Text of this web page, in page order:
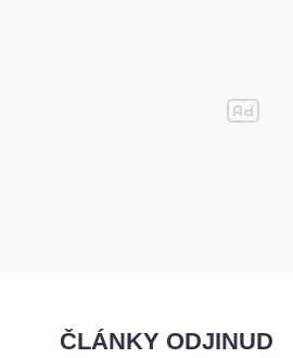
ČLÁNKY ODJINUD